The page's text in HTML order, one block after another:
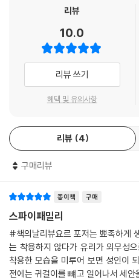
리뷰
10.0
리뷰 쓰기
혜택 및 유의사항
리뷰 4
구매리뷰
종이책 구매
스파이패밀리
#책의날리뷰요르 포저는 뾰족하게
는 착용하지 않다가 유리가 외무성
착용한 모습을 미루어 보면 성인이
전에는 귀걸이를 뺴고 일어나서 세안